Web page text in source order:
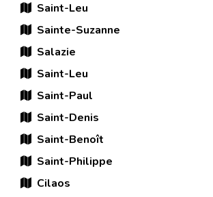
Saint-Leu
Sainte-Suzanne
Salazie
Saint-Leu
Saint-Paul
Saint-Denis
Saint-Benoît
Saint-Philippe
Cilaos